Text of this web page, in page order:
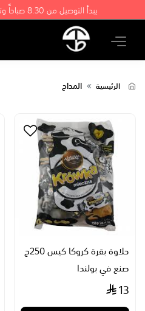
يبدأ التوصيل من 8.30 صباحاً وتنتهي الطلبات 2 ليلاً
الرئيسية المداح
حلاوة بقرة كروكا كيس 250ج
صنع في بولندا
13